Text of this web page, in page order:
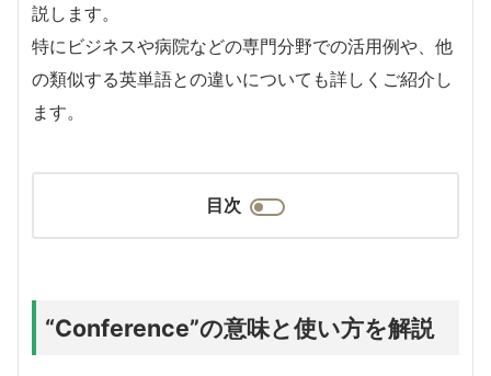
説します。
特にビジネスや病院などの専門分野での活用例や、他
の類似する英単語との違いについても詳しくご紹介し
ます。
目次
“Conference”の意味と使い方を解説